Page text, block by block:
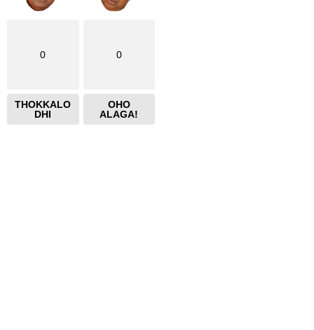
0
THOKKALO
DHI
0
OHO
ALAGA!